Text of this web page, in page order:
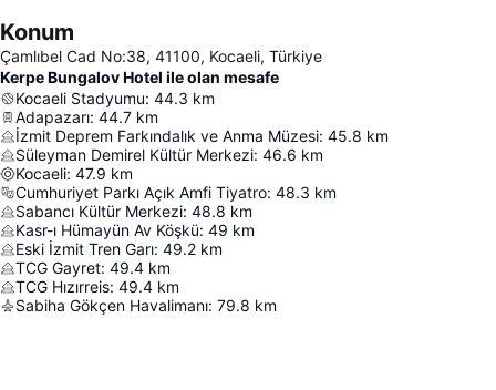
Konum
Çamlıbel Cad No:38, 41100, Kocaeli, Türkiye
Kerpe Bungalov Hotel ile olan mesafe
Kocaeli Stadyumu: 44.3 km
Adapazarı: 44.7 km
İzmit Deprem Farkındalık ve Anma Müzesi: 45.8 km
Süleyman Demirel Kültür Merkezi: 46.6 km
Kocaeli: 47.9 km
Cumhuriyet Parkı Açık Amfi Tiyatro: 48.3 km
Sabancı Kültür Merkezi: 48.8 km
Kasr-ı Hümayün Av Köşkü: 49 km
Eski İzmit Tren Garı: 49.2 km
TCG Gayret: 49.4 km
TCG Hızırreis: 49.4 km
Sabiha Gökçen Havalimanı: 79.8 km